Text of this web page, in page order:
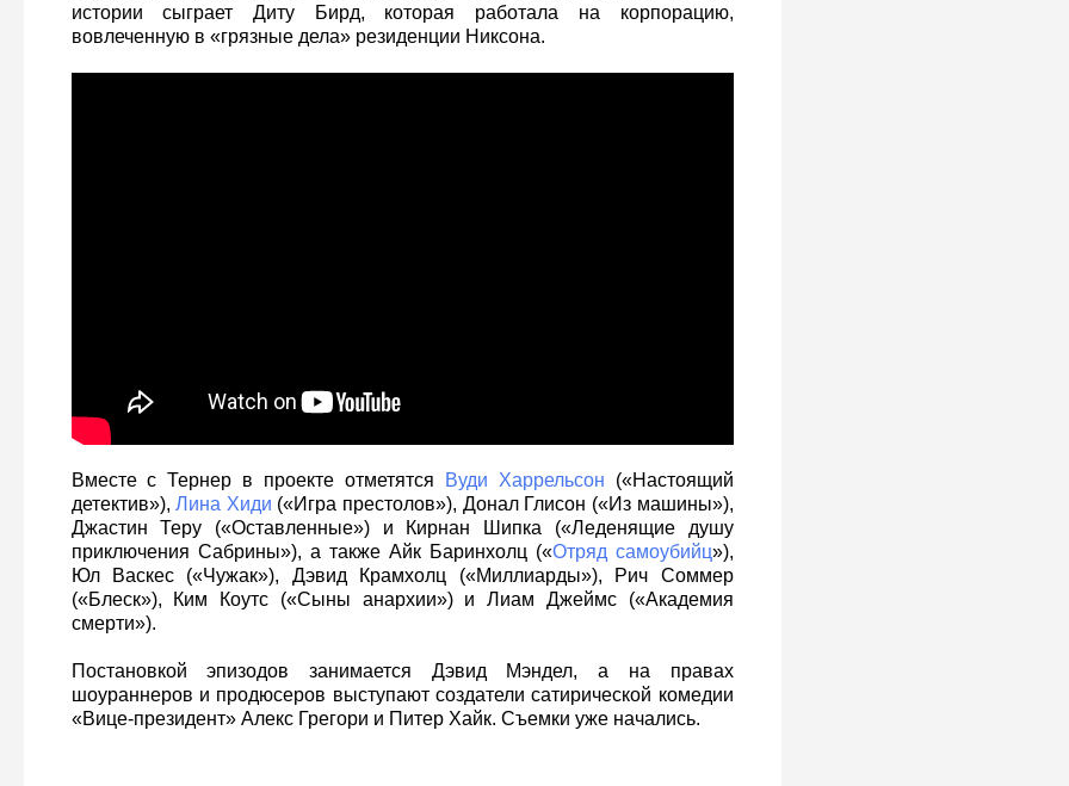
истории сыграет Диту Бирд, которая работала на корпорацию,
вовлеченную в «грязные дела» резиденции Никсона.
Вместе с Тернер в проекте отметятся Вуди Харрельсон («Настоящий
детектив»),Лина Хиди («Игра престолов»), Донал Глисон («Из машины»),
Джастин Теру («Оставленные») и Кирнан Шипка («Леденящие душу
приключения Сабрины»), а также Айк Баринхолц («Отряд самоубийц»),
Юл Васкес («Чужак»), Дэвид Крамхолц («Миллиарды»), Рич Соммер
(«Блеск»), Ким Коутс («Сыны анархии») и Лиам Джеймс («Академия
смерти»).
Постановкой эпизодов занимается Дэвид Мэндел, а на правах
шоураннеров и продюсеров выступают создатели сатирической комедии
«Вице-президент» Алекс Грегори и Питер Хайк. Съемки уже начались.